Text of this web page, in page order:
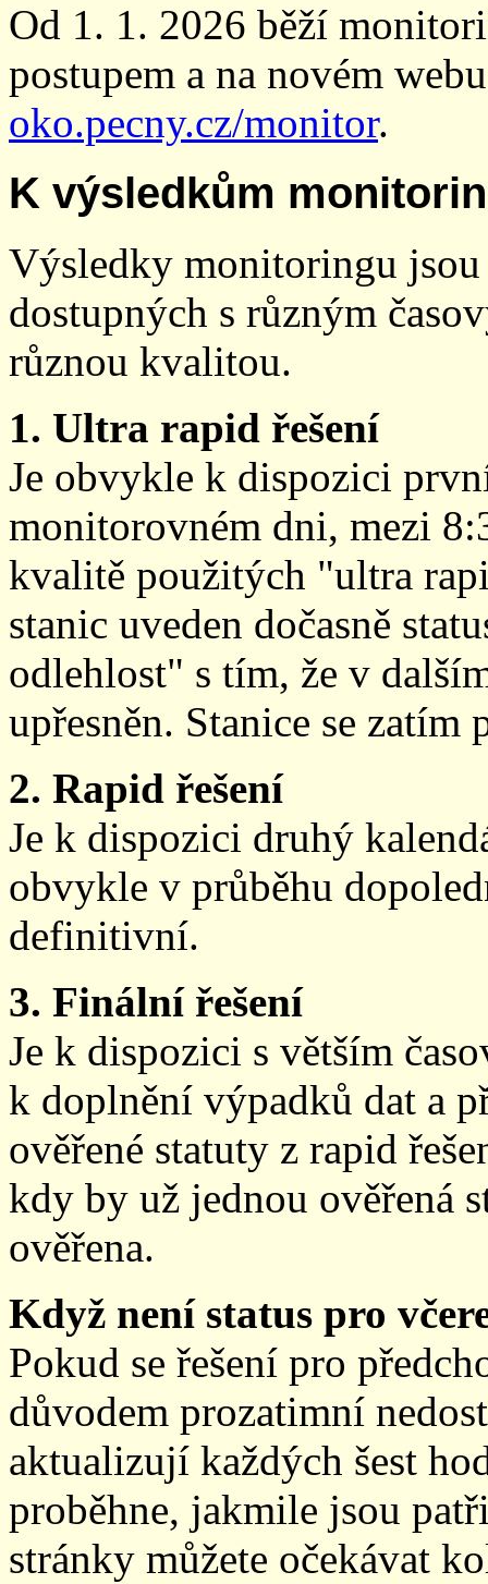
Od 1. 1. 2026 běží
postupem a na novém
oko.pecny.cz/monitor.
K výsledkům
Výsledky monitoringu
dostupných s různým
různou kvalitou.
1. Ultra rapid řešení
Je obvykle k dispozici
monitorovném dni, mezi
kvalitě použitých "ultra
stanic uveden dočasně
odlehlost" s tím, že v
upřesněn. Stanice se zatím
2. Rapid řešení
Je k dispozici druhý
obvykle v průběhu
definitivní.
3. Finální řešení
Je k dispozici s větším
k doplnění výpadků dat a
ověřené statuty z rapid
kdy by už jednou ověřená
ověřena.
Když není status pro
Pokud se řešení pro
důvodem prozatimní
aktualizují každých šest
proběhne, jakmile jsou
stránky můžete očekávat